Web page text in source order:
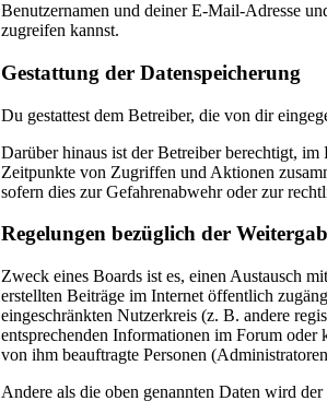
Benutzernamen und deiner E-Mail-Adresse
zugreifen kannst.
Gestattung der Datenspeicherung
Du gestattest dem Betreiber, die von dir
Darüber hinaus ist der Betreiber berechtigt, im
Zeitpunkte von Zugriffen und Aktionen
sofern dies zur Gefahrenabwehr oder zur
Regelungen bezüglich der
Zweck eines Boards ist es, einen Austausch
erstellten Beiträge im Internet öffentlich
eingeschränkten Nutzerkreis (z. B. andere
entsprechenden Informationen im Forum
von ihm beauftragte Personen
Andere als die oben genannten Daten wird